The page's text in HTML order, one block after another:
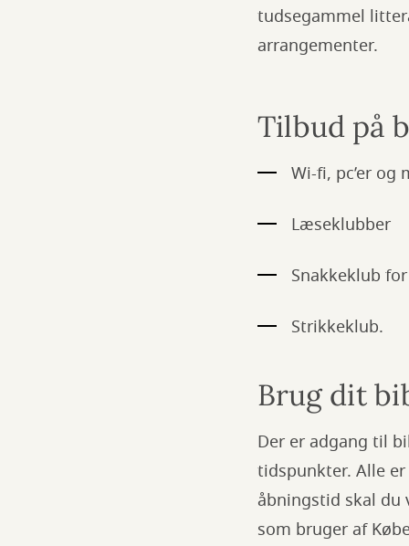
tudsegammel
arrangementer.
Tilbud på
Wi-fi, pc’er
Læseklubber
Snakkeklub
Strikkeklub.
Brug dit
Der er adgang til
tidspunkter. Alle
åbningstid skal du
som bruger af